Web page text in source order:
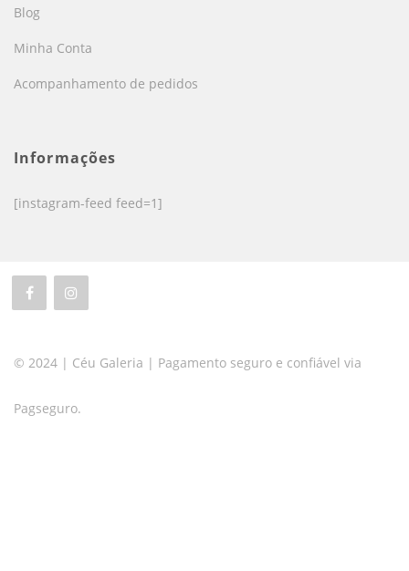
Blog
Minha Conta
Acompanhamento de pedidos
Informações
[instagram-feed feed=1]
© 2024 | Céu Galeria | Pagamento seguro e confiável via
Pagseguro.